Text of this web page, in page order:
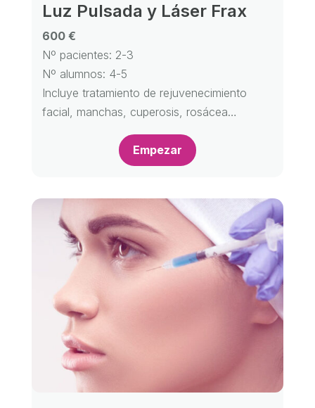
Luz Pulsada y Láser Frax
600 €
Nº pacientes: 2-3
Nº alumnos: 4-5
Incluye tratamiento de rejuvenecimiento
facial, manchas, cuperosis, rosácea…
Empezar